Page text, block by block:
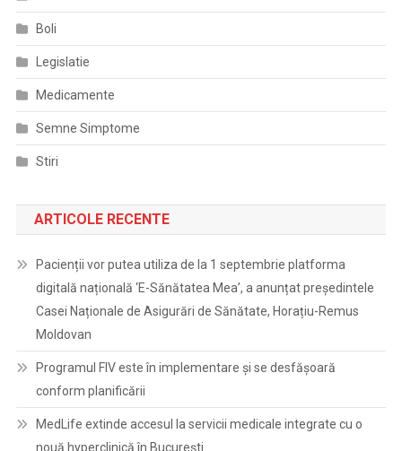
Boli
Legislatie
Medicamente
Semne Simptome
Stiri
ARTICOLE RECENTE
Pacienții vor putea utiliza de la 1 septembrie platforma
digitală națională ‘E-Sănătatea Mea’, a anunțat președintele
Casei Naționale de Asigurări de Sănătate, Horațiu-Remus
Moldovan
Programul FIV este în implementare și se desfășoară
conform planificării
MedLife extinde accesul la servicii medicale integrate cu o
nouă hyperclinică în București